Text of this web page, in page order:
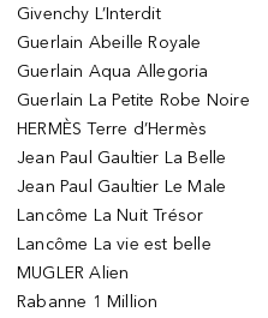
Givenchy L’Interdit
Guerlain Abeille Royale
Guerlain Aqua Allegoria
Guerlain La Petite Robe Noire
HERMÈS Terre d’Hermès
Jean Paul Gaultier La Belle
Jean Paul Gaultier Le Male
Lancôme La Nuit Trésor
Lancôme La vie est belle
MUGLER Alien
Rabanne 1 Million